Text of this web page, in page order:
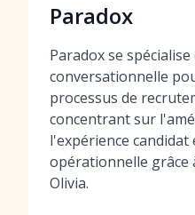
Paradox
Paradox se
conversationnelle
processus de
concentrant sur
l'expérience candidat
opérationnelle grâce
Olivia.